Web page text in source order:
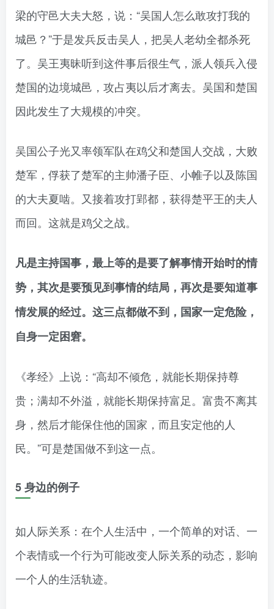
梁的守邑大夫大怒，说：“吴国人怎么敢攻打我的
城邑？”于是发兵反击吴人，把吴人老幼全都杀死
了。吴王夷昧听到这件事后很生气，派人领兵入侵
楚国的边境城邑，攻占夷以后才离去。吴国和楚国
因此发生了大规模的冲突。
吴国公子光又率领军队在鸡父和楚国人交战，大败
楚军，俘获了楚军的主帅潘子臣、小帷子以及陈国
的大夫夏啮。又接着攻打郢都，获得楚平王的夫人
而回。这就是鸡父之战。
凡是主持国事，最上等的是要了解事情开始时的情
势，其次是要预见到事情的结局，再次是要知道事
情发展的经过。这三点都做不到，国家一定危险，
自身一定困窘。
《孝经》上说：“高却不倾危，就能长期保持尊
贵；满却不外溢，就能长期保持富足。富贵不离其
身，然后才能保住他的国家，而且安定他的人
民。”可是楚国做不到这一点。
5 身边的例子
如人际关系：在个人生活中，一个简单的对话、一
个表情或一个行为可能改变人际关系的动态，影响
一个人的生活轨迹。